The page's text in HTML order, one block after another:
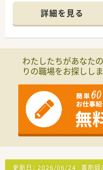
■平均勤続年数が10年
す。
■月平均の残業時間は
基本です。
詳細を見る
わたしたちがあなた
りの職場をお探ししま
更新日： 2026/06/24 薬剤師